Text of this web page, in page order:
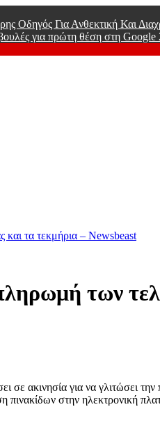
Οδηγός Για Ανθεκτική Και
για πρώτη θέση στη Google
και τα τεκμήρια – Newsbeast
των
σε ακινησία για να γλιτώσει
πινακίδων στην ηλεκτρονική